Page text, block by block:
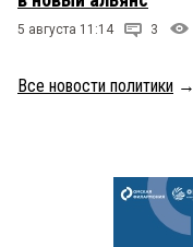
5 августа 11:14 3
Все новости политики →